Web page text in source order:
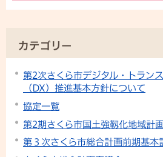
カテゴリー
第2次さくら市デジタル・トラン
（DX）推進基本方針について
協定一覧
第2期さくら市国土強靱化地域計
第３次さくら市総合計画前期基本